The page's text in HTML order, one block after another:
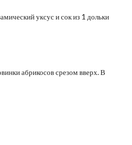
уксус и сок из 1 дольки
абрикосов срезом вверх. В